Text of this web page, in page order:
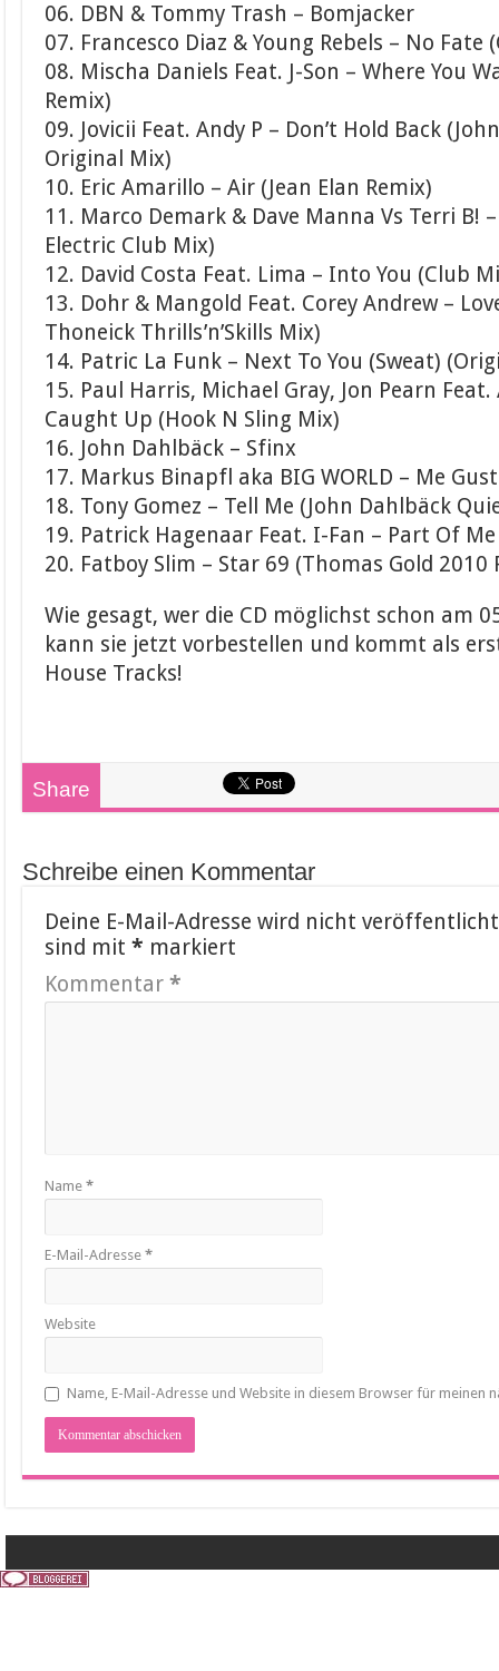
06. DBN & Tommy Trash – Bomjacker
07. Francesco Diaz & Young Rebels – No Fate
08. Mischa Daniels Feat. J-Son – Where You
Remix)
09. Jovicii Feat. Andy P – Don’t Hold Back
Original Mix)
10. Eric Amarillo – Air (Jean Elan Remix)
11. Marco Demark & Dave Manna Vs Terri B!
Electric Club Mix)
12. David Costa Feat. Lima – Into You (Club
13. Dohr & Mangold Feat. Corey Andrew –
Thoneick Thrills’n’Skills Mix)
14. Patric La Funk – Next To You (Sweat)
15. Paul Harris, Michael Gray, Jon Pearn
Caught Up (Hook N Sling Mix)
16. John Dahlbäck – Sfinx
17. Markus Binapfl aka BIG WORLD – Me
18. Tony Gomez – Tell Me (John Dahlbäck
19. Patrick Hagenaar Feat. I-Fan – Part Of Me
20. Fatboy Slim – Star 69 (Thomas Gold 2010
Wie gesagt, wer die CD möglichst schon am
kann sie jetzt vorbestellen und kommt als
House Tracks!
Share
Schreibe einen Kommentar
Deine E-Mail-Adresse wird nicht
sind mit* markiert
Kommentar*
Name*
E-Mail-Adresse*
Website
Name, E-Mail-Adresse und Website in diesem Browser für meinen